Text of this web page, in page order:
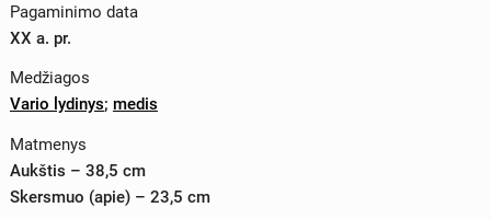
Pagaminimo data
XX a. pr.
Medžiagos
Vario lydinys; medis
Matmenys
Aukštis – 38,5 cm
Skersmuo (apie) – 23,5 cm